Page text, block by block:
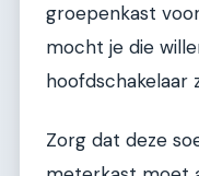
groepenkast
mocht je die
hoofdschakelaar
Zorg dat deze